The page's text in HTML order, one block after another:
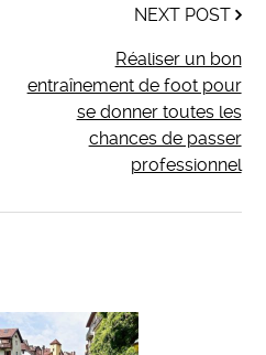
NEXT POST
Réaliser un bon
entraînement de foot pour
se donner toutes les
chances de passer
professionnel